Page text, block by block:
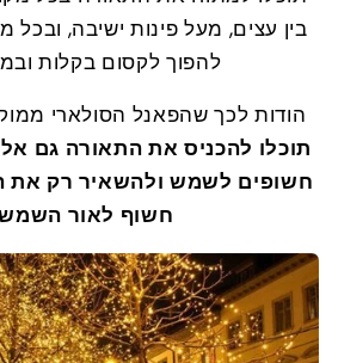
בין עצים, מעל פינות ישיבה,
להפוך לקסום בקלות
הודות לכך שהפאנל הסולארי
תוכלו להכניס את התאורה גם
חשופים לשמש ולהשאיר רק את
חשוף לאור